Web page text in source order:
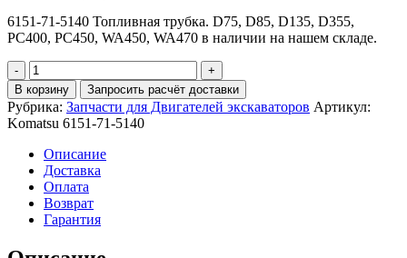
6151-71-5140 Топливная трубка. D75, D85, D135, D355,
PC400, PC450, WA450, WA470 в наличии на нашем складе.
Количество
6151-
71-
5140
Топливная
трубка
В корзину Запросить расчёт доставки
Рубрика: Запчасти для Двигателей экскаваторов Артикул:
Komatsu 6151-71-5140
Описание
Доставка
Оплата
Возврат
Гарантия